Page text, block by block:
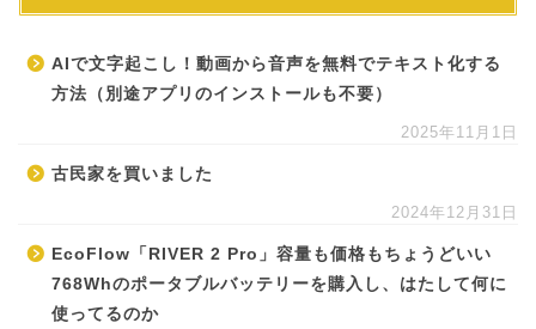
AIで文字起こし！動画から音声を無料でテキスト化する
方法（別途アプリのインストールも不要）
2025年11月1日
古民家を買いました
2024年12月31日
EcoFlow「RIVER 2 Pro」容量も価格もちょうどいい
768Whのポータブルバッテリーを購入し、はたして何に
使ってるのか